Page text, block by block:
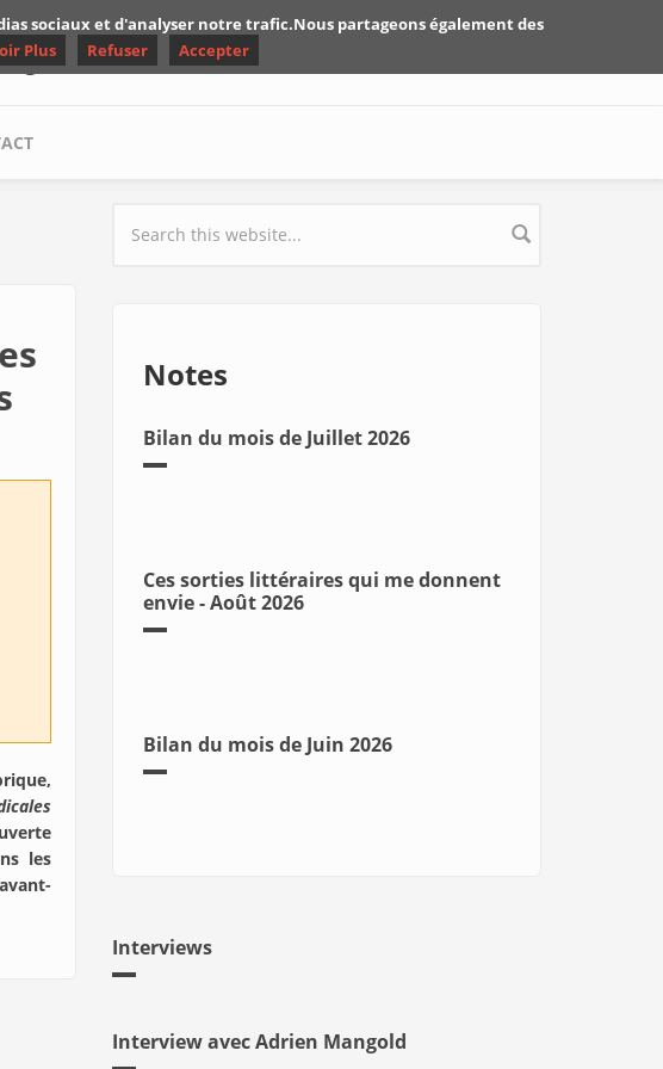
les
Search form
Notes
Bilan du mois de Juillet 2026
Ces sorties littéraires qui me donnent
envie - Août 2026
Bilan du mois de Juin 2026
Interviews
Interview avec Adrien Mangold
sociaux et d'analyser notre trafic.Nous partageons également des
Plus Refuser Accepter